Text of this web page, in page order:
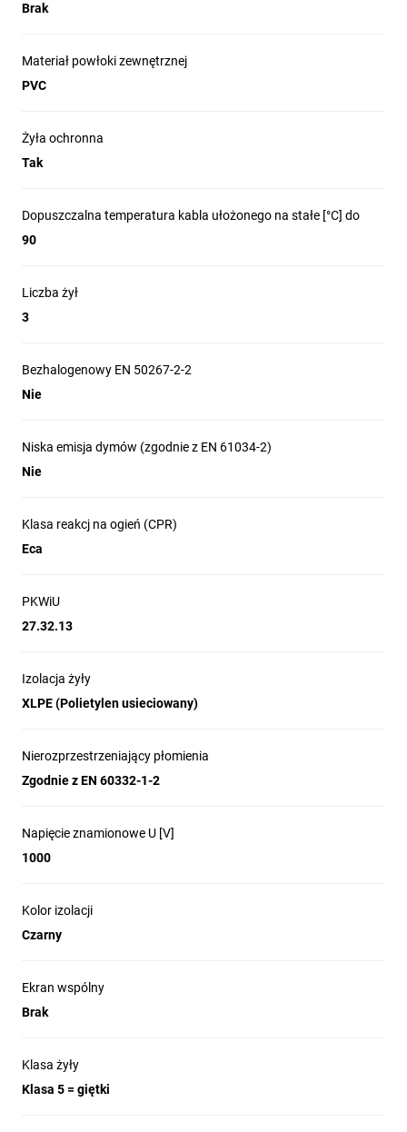
Brak
Materiał powłoki zewnętrznej
PVC
Żyła ochronna
Tak
Dopuszczalna temperatura kabla ułożonego na stałe [°C] do
90
Liczba żył
3
Bezhalogenowy EN 50267-2-2
Nie
Niska emisja dymów (zgodnie z EN 61034-2)
Nie
Klasa reakcj na ogień (CPR)
Eca
PKWiU
27.32.13
Izolacja żyły
XLPE (Polietylen usieciowany)
Nierozprzestrzeniający płomienia
Zgodnie z EN 60332-1-2
Napięcie znamionowe U [V]
1000
Kolor izolacji
Czarny
Ekran wspólny
Brak
Klasa żyły
Klasa 5 = giętki